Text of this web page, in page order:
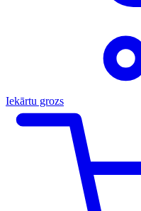
Iekārtu grozs